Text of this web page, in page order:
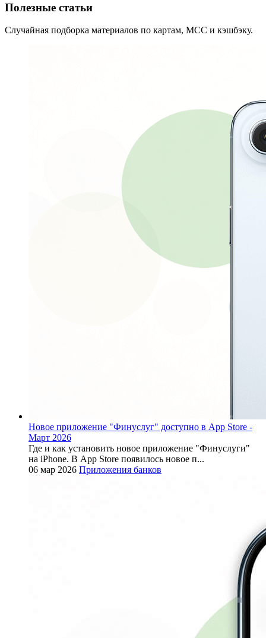
Полезные статьи
Случайная подборка материалов по картам, MCC и кэшбэку.
Новое приложение "Финуслуг" доступно в App Store -
Март 2026
Где и как установить новое приложение "Финуслуги"
на iPhone. В App Store появилось новое п...
06 мар 2026 Приложения банков